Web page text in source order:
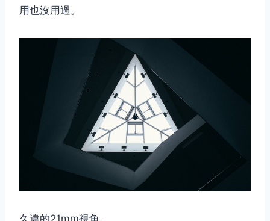
用也沒用過。
取消 搜索